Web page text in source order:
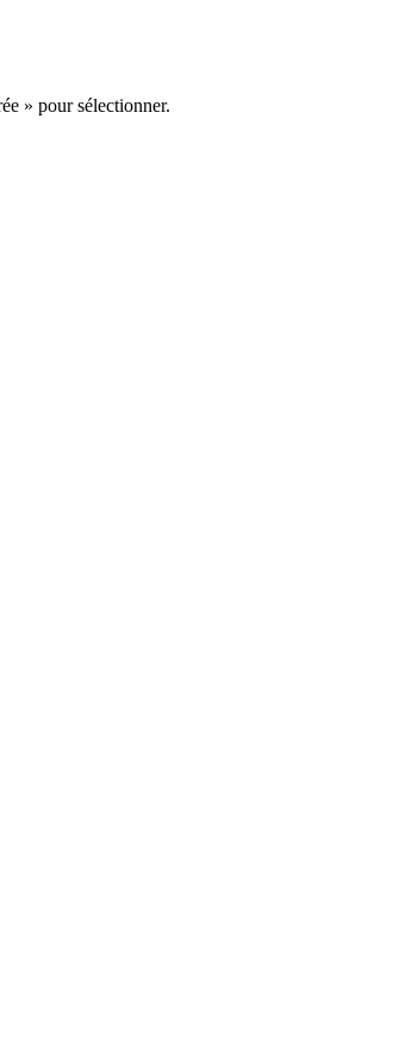
» pour sélectionner.